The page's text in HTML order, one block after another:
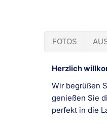
FOTOS
Herzlich
Wir begrüßen
genießen Sie
perfekt in die